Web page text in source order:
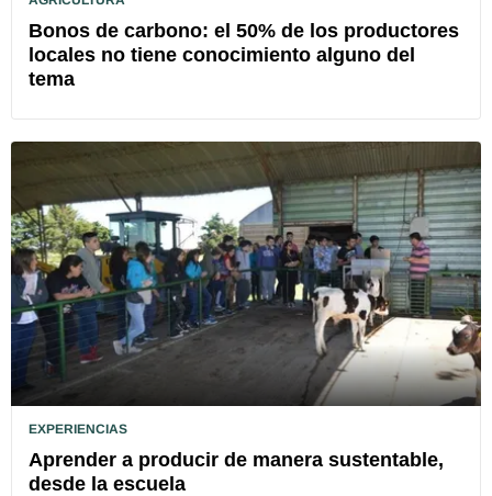
Bonos de carbono: el 50% de los productores
locales no tiene conocimiento alguno del
tema
EXPERIENCIAS
Aprender a producir de manera sustentable,
desde la escuela